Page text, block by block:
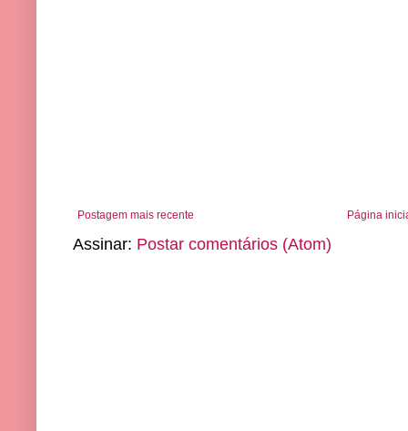
Postagem mais recente Página
Assinar: Postar comentários (Atom)